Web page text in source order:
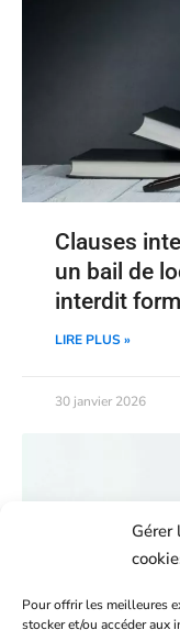
Gérer
Pour offrir les meilleures
stocker et/ou accéder aux
Clauses
un bail de
interdit
LIRE PLUS »
30 janvier 2026